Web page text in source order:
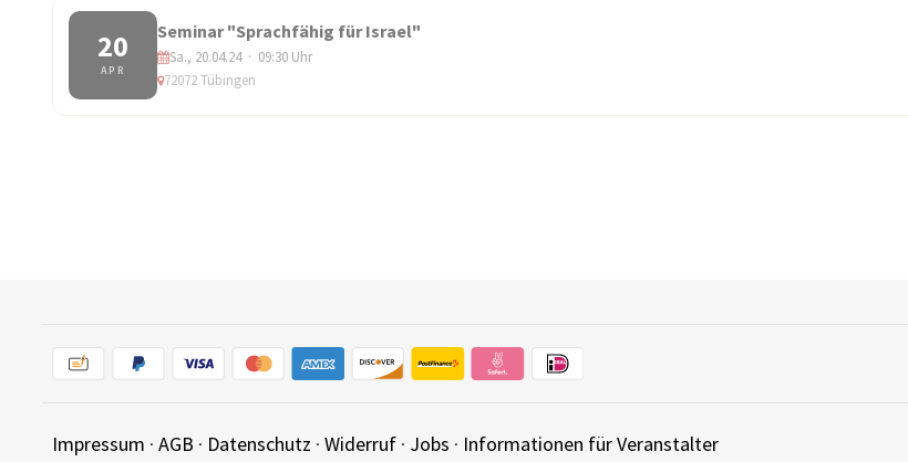
20
APR
Seminar "Sprachfähig für Israel"
Sa., 20.04.24 · 09:30 Uhr
72072 Tübingen
Impressum · AGB · Datenschutz · Widerruf · Jobs · Informationen für Veranstalter